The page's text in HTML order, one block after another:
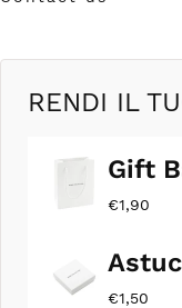
RENDI IL
Gift
€1,90
€1,50